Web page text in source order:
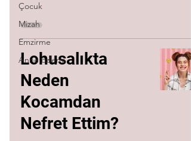
Çocuk
Mizah
Emzirme
Anne özlemi
Lohusalıkta
Neden
Kocamdan
Nefret Ettim?